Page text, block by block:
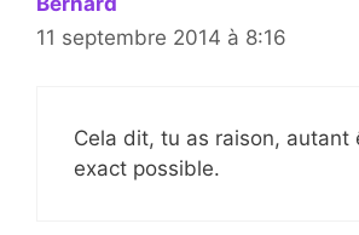
11 septembre 2014 à 8:16
Cela dit, tu as raison, autant
exact possible.